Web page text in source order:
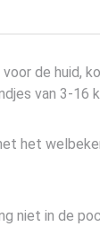
de
van 3-16
het
in de